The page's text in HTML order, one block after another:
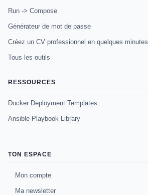
Run -> Compose
Générateur de mot de passe
Créez un CV professionnel en quelques minutes
Tous les outils
RESSOURCES
Docker Deployment Templates
Ansible Playbook Library
TON ESPACE
Mon compte
Ma newsletter